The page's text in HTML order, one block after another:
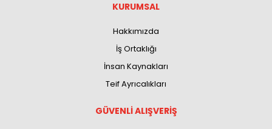
KURUMSAL
Hakkımızda
İş Ortaklığı
İnsan Kaynakları
Teif Ayrıcalıkları
GÜVENLİ ALIŞVERİŞ